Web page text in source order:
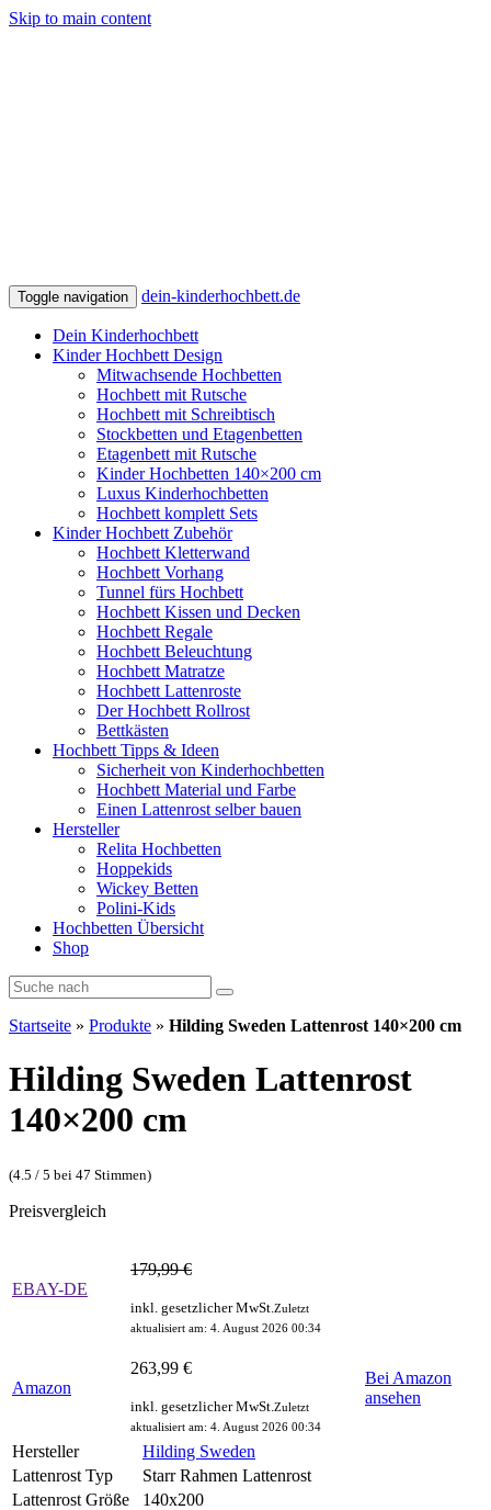
Skip to main content
Toggle navigation dein-kinderhochbett.de
Dein Kinderhochbett
Kinder Hochbett Design
Mitwachsende Hochbetten
Hochbett mit Rutsche
Hochbett mit Schreibtisch
Stockbetten und Etagenbetten
Etagenbett mit Rutsche
Kinder Hochbetten 140×200 cm
Luxus Kinderhochbetten
Hochbett komplett Sets
Kinder Hochbett Zubehör
Hochbett Kletterwand
Hochbett Vorhang
Tunnel fürs Hochbett
Hochbett Kissen und Decken
Hochbett Regale
Hochbett Beleuchtung
Hochbett Matratze
Hochbett Lattenroste
Der Hochbett Rollrost
Bettkästen
Hochbett Tipps & Ideen
Sicherheit von Kinderhochbetten
Hochbett Material und Farbe
Einen Lattenrost selber bauen
Hersteller
Relita Hochbetten
Hoppekids
Wickey Betten
Polini-Kids
Hochbetten Übersicht
Shop
Startseite » Produkte » Hilding Sweden Lattenrost 140×200 cm
Hilding Sweden Lattenrost
140×200 cm
(4.5 / 5 bei 47 Stimmen)
Preisvergleich
EBAY-DE
179,99 €
inkl. gesetzlicher MwSt. Zuletzt
aktualisiert am: 4. August 2026 00:34
Amazon
263,99 €
inkl. gesetzlicher MwSt. Zuletzt
aktualisiert am: 4. August 2026 00:34
Bei Amazon
ansehen
Hersteller
Hilding Sweden
Lattenrost Typ
Starr Rahmen Lattenrost
Lattenrost Größe
140x200